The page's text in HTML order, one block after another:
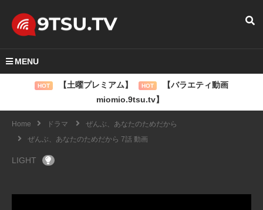
MENU
HOT 【土曜プレミアム】 HOT
【バラエティ動画
miomio.9tsu.tv】
Home ドラマ
ぜんぶ、あなたのためだから
ぜんぶ、あなたのためだから 7話 動画
LIGHT